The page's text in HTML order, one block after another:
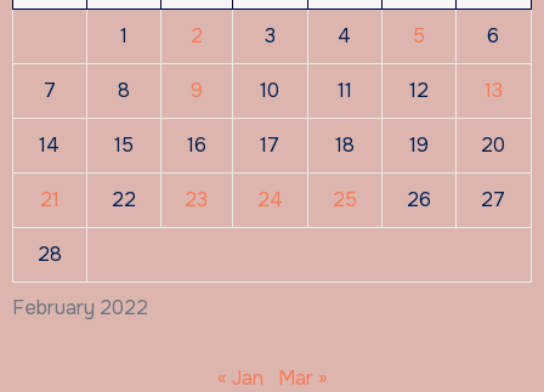
February 2022
1 2 3 4 5 6
7 8 9 10 11 12 13
14 15 16 17 18 19 20
21 22 23 24 25 26 27
28
« Jan Mar »